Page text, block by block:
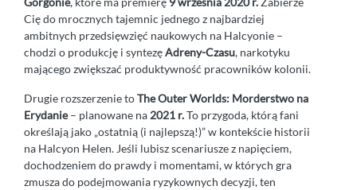
Cię do mrocznych tajemnic jednego z najbardziej
ambitnych przedsięwzięć naukowych na Halcyonie –
chodzi o produkcję i syntezęAdreny-Czasu, narkotyku
mającego zwiększać produktywność pracowników kolonii.
Drugie rozszerzenie toThe Outer Worlds: Morderstwo na
Erydanie– planowane na 2021 r.To przygoda, którą fani
określają jako „ostatnią (i najlepszą!)” w kontekście historii
na Halcyon Helen. Jeśli lubisz scenariusze z napięciem,
dochodzeniem do prawdy i momentami, w których gra
zmusza do podejmowania ryzykownych decyzji, ten